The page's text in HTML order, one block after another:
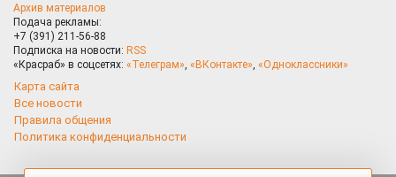
Архив материалов
Подача рекламы:
+7 (391) 211-56-88
Подписка на новости: RSS
«Красраб» в соцсетях: «Телеграм», «ВКонтакте», «Одноклассники»
Карта сайта
Все новости
Правила общения
Политика конфиденциальности